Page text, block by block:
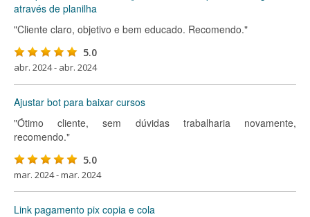
através de planilha
"Cliente claro, objetivo e bem educado. Recomendo."
5.0
abr. 2024 - abr. 2024
Ajustar bot para baixar cursos
"Ótimo cliente, sem dúvidas trabalharia novamente,
recomendo."
5.0
mar. 2024 - mar. 2024
Link pagamento pix copia e cola